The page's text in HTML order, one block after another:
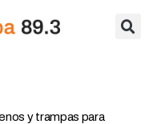
y trampas para